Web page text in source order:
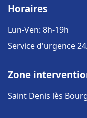
Horaires
Lun-Ven: 8h-19h
Service d'urgence
Zone
Saint Denis lès